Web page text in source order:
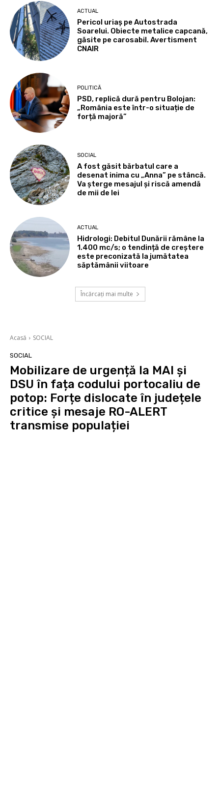
ACTUAL
Pericol uriaș pe Autostrada
Soarelui. Obiecte metalice capcană,
găsite pe carosabil. Avertisment
CNAIR
POLITICĂ
PSD, replică dură pentru Bolojan:
„România este într-o situație de
forță majoră”
SOCIAL
A fost găsit bărbatul care a
desenat inima cu „Anna” pe stâncă.
Va șterge mesajul și riscă amendă
de mii de lei
ACTUAL
Hidrologi: Debitul Dunării rămâne la
1.400 mc/s; o tendință de creștere
este preconizată la jumătatea
săptămânii viitoare
Încărcați mai multe